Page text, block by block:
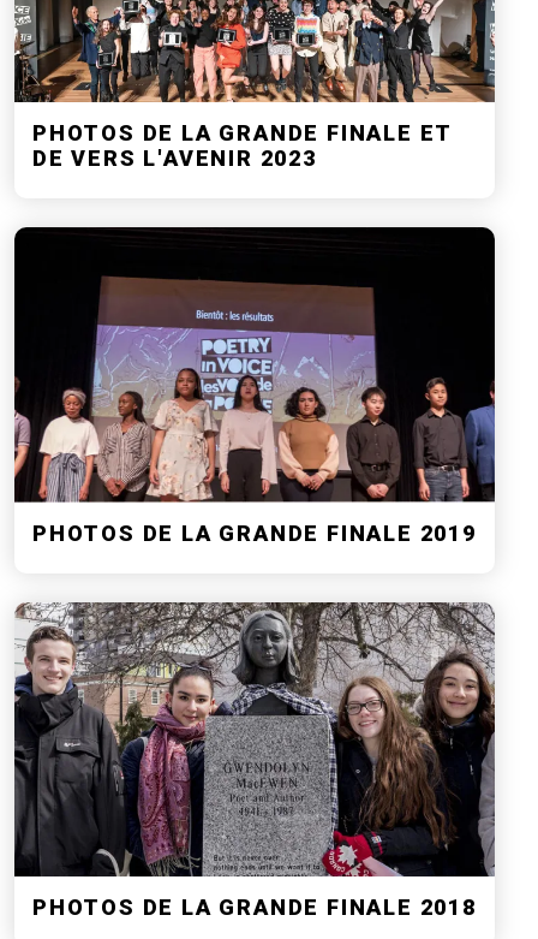
PHOTOS DE LA GRANDE FINALE ET
DE VERS L'AVENIR 2023
PHOTOS DE LA GRANDE FINALE 2019
PHOTOS DE LA GRANDE FINALE 2018